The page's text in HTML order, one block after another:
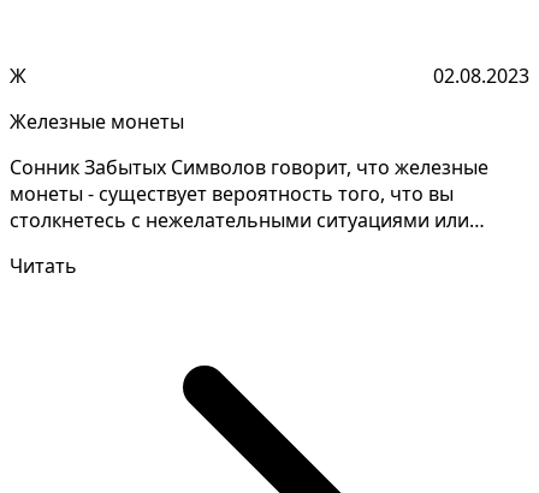
Ж
02.08.2023
Железные монеты
Сонник Забытых Символов говорит, что железные
монеты - существует вероятность того, что вы
столкнетесь с нежелательными ситуациями или
Читать